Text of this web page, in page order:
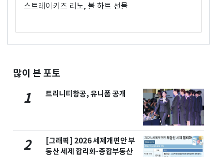
스트레이키즈 리노, 볼 하트 선물
많이 본 포토
1 트리니티항공, 유니폼 공개
2
[그래픽] 2026 세제개편안 부
동산 세제 합리화-종합부동산